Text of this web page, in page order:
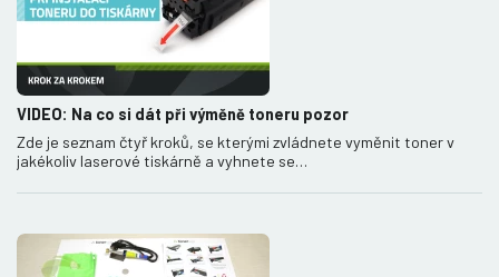
VIDEO: Na co si dát při výměně toneru pozor
Zde je seznam čtyř kroků, se kterými zvládnete vyměnit toner v
jakékoliv laserové tiskárně a vyhnete se…